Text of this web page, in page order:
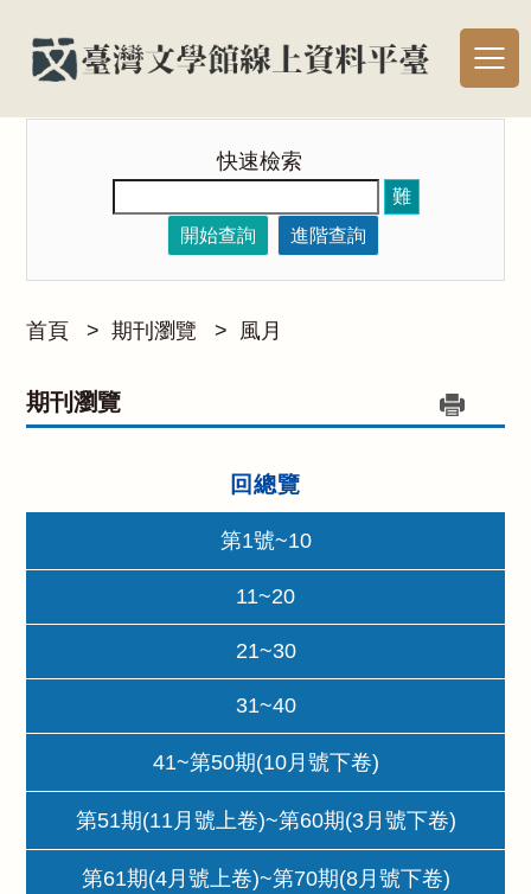
快速檢索
難
開始查詢
進階查詢
首頁 > 期刊瀏覽 > 風月
期刊瀏覽
回總覽
第1號~10
11~20
21~30
31~40
41~第50期(10月號下卷)
第51期(11月號上卷)~第60期(3月號下卷)
第61期(4月號上卷)~第70期(8月號下卷)